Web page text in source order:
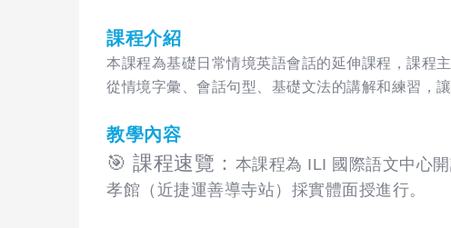
課程介紹
本課程為基礎日常情境英語會話的延伸課程，課程
從情境字彙、會話句型、基礎文法的講解和練習，
教學內容
🎯 課程速覽： 本課程為 ILI 國際語文中心
孝館（近捷運善導寺站）採實體面授進行。